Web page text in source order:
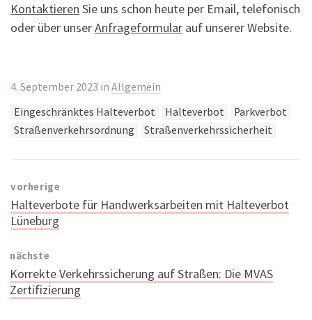
Kontaktieren Sie uns schon heute per Email, telefonisch
oder über unserAnfrageformular auf unserer Website.
4. September 2023 in Allgemein
Tags:
Eingeschränktes Halteverbot Halteverbot
Parkverbot
Straßenverkehrsordnung
Straßenverkehrssicherheit
vorherige
Halteverbote für Handwerksarbeiten mit Halteverbot
Lüneburg
nächste
Korrekte Verkehrssicherung auf Straßen: Die MVAS
Zertifizierung